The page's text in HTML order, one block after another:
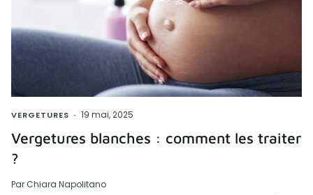
VERGETURES 19 mai, 2025
Vergetures blanches : comment les traiter
?
Par Chiara Napolitano